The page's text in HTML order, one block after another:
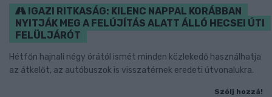
IGAZI RITKASÁG: KILENC NAPPAL KORÁBBAN
NYITJÁK MEG A FELÚJÍTÁS ALATT ÁLLÓ HECSEI ÚTI
FELÜLJÁRÓT
Hétfőn hajnali négy órától ismét minden közlekedő használhatja
az átkelőt, az autóbuszok is visszatérnek eredeti útvonalukra.
Szólj hozzá!